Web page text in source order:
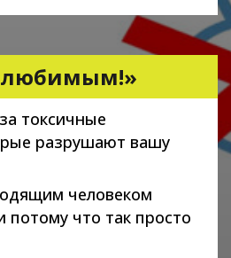
любимым!»
токсичные
разрушают вашу
человеком
потому что так просто